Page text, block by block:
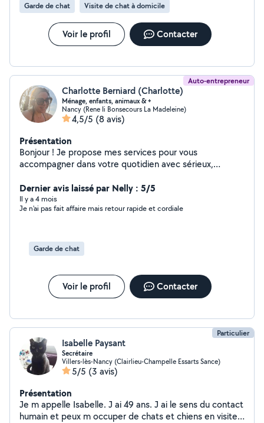
Garde de chat Visite de chat à domicile
Voir le profil Contacter
Auto-entrepreneur
Charlotte Berniard (Charlotte)
Ménage, enfants, animaux & +
Nancy (Rene Ii Bonsecours La Madeleine)
4,5/5 (8 avis)
Présentation
Bonjour ! Je propose mes services pour vous
accompagner dans votre quotidien avec sérieux,
particuliers ou entreprises *Garde d'enfants (expérience
de maman) *Garde d'animaux (visite, promenade, soins)
*Aide à domicile et aux courses *Soutien ponctuel ou
contraintes Fiable, discrète, organisée et à l'écoute
N'hésitez pas à me contacter pour en discuter ou pour
Dernier avis laissé par Nelly : 5/5
Il y a 4 mois
Je n'ai pas fait affaire mais retour rapide et cordiale
Garde de chat
Voir le profil Contacter
Particulier
Isabelle Paysant
Secrétaire
Villers-lès-Nancy (Clairlieu-Champelle Essarts Sance)
5/5 (3 avis)
Présentation
Je m appelle Isabelle. J ai 49 ans. J ai le sens du contact
humain et peux m occuper de chats et chiens en visite à